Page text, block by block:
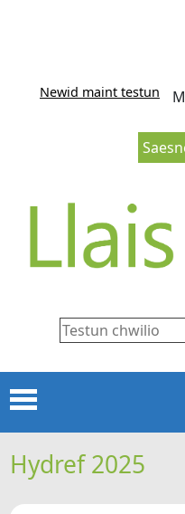
Newid maint testun
Chwilio
CARTREF
Hydref 2025